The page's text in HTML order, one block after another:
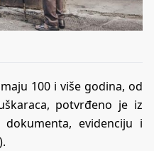
100 i više godina, od
potvrđeno je iz
evidenciju i